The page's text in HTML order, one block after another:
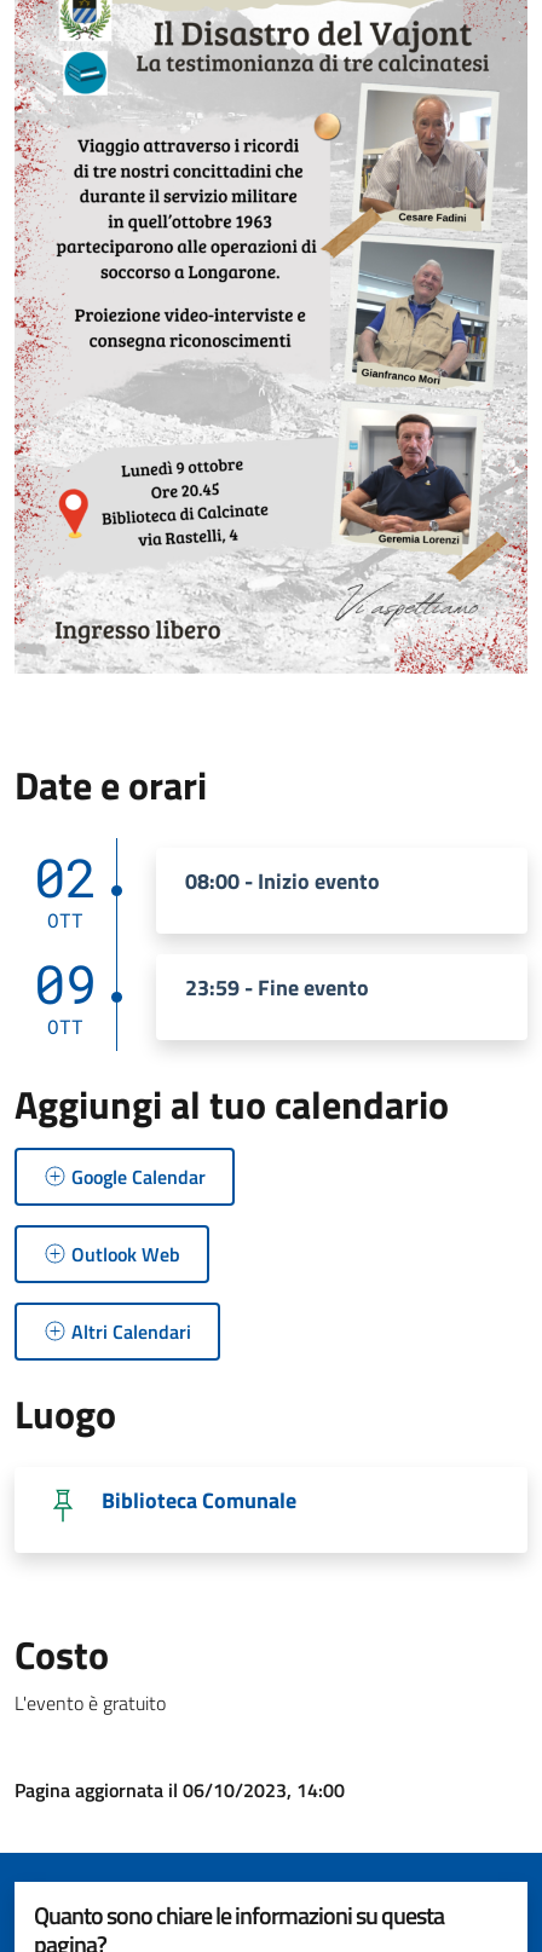
Date e orari
02
OTT
08:00 - Inizio evento
09
OTT
23:59 - Fine evento
Aggiungi al tuo calendario
Google Calendar
Outlook Web
Altri Calendari
Luogo
Biblioteca Comunale
Costo
L'evento è gratuito
Pagina aggiornata il 06/10/2023, 14:00
Quanto sono chiare le informazioni su questa
pagina?